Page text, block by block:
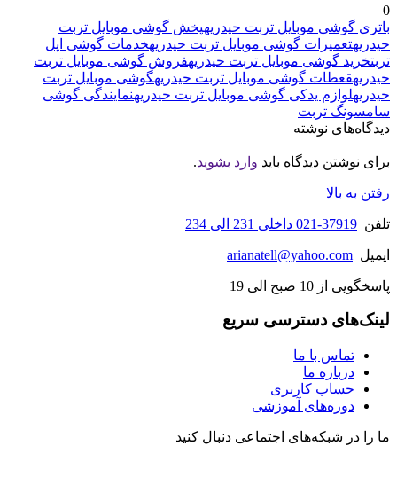
0
باتری گوشی موبایل تربت حیدریهپخش گوشی موبایل تربت
حیدریهتعمیرات گوشی موبایل تربت حیدریهخدمات گوشی اپل
تربتخرید گوشی موبایل تربت حیدریهفروش گوشی موبایل تربت
حیدریهقعطات گوشی موبایل تربت حیدریهگوشی موبایل تربت
حیدریهلوازم یدکی گوشی موبایل تربت حیدریهنمایندگی گوشی
سامسونگ تربت
دیدگاه‌های نوشته
برای نوشتن دیدگاه باید وارد بشوید.
رفتن به بالا
تلفن 37919-021 داخلی 231 الی 234
ایمیل arianatell@yahoo.com
پاسخگویی از 10 صبح الی 19
لینک‌های دسترسی سریع
تماس با ما
درباره ما
حساب کاربری
دوره‌های آموزشی
ما را در شبکه‌های اجتماعی دنبال کنید